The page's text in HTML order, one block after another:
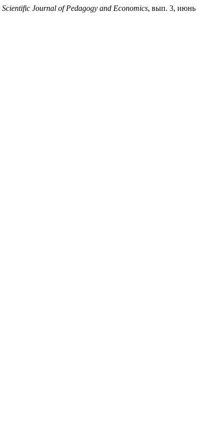
Scientific Journal of Pedagogy and Economics, вып. 3, июнь